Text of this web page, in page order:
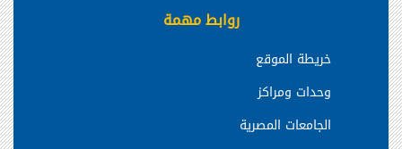
روابط مهمة
خريطة الموقع
وحدات ومراكز
الجامعات المصرية